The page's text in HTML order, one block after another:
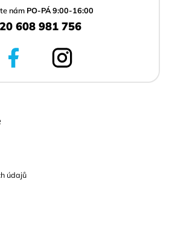
nám PO-PÁ 9:00-16:00
608 981 756
údajů